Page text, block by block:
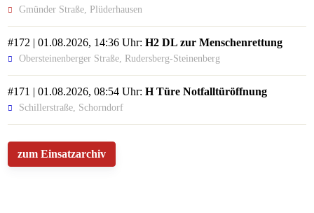
Gmünder Straße, Plüderhausen
#172 | 01.08.2026, 14:36 Uhr: H2 DL zur Menschenrettung
Obersteinenberger Straße, Rudersberg-Steinenberg
#171 | 01.08.2026, 08:54 Uhr: H Türe Notfalltüröffnung
Schillerstraße, Schorndorf
zum Einsatzarchiv